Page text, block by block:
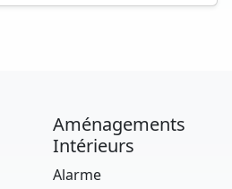
Aménagements
Intérieurs
Alarme